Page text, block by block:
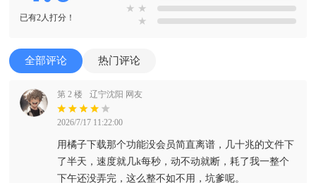
已有2人打分！
★ ★
★
全部评论 热门评论
第 2 楼 辽宁沈阳 网友
2026/7/17 11:22:00
用橘子下载那个功能没会员简直离谱，几十兆的文件下
了半天，速度就几k每秒，动不动就断，耗了我一整个
下午还没弄完，这么整不如不用，坑爹呢。